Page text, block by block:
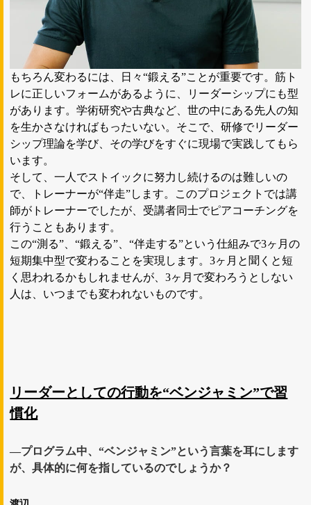
もちろん変わるには、日々“鍛える”ことが重要です。筋ト
レに正しいフォームがあるように、リーダーシップにも型
があります。学術研究や古典など、世の中にある先人の知
を生かさなければもったいない。そこで、研修でリーダー
シップ理論を学び、その学びをすぐに現場で実践してもら
います。
そして、一人でストイックに努力し続けるのは難しいの
で、トレーナーが“伴走”します。このプロジェクトでは講
師がトレーナーでしたが、受講者同士でピアコーチングを
行うこともあります。
この“測る”、“鍛える”、“伴走する”という仕組みで3ヶ月の
短期集中型で変わることを実現します。3ヶ月と聞くと短
く思われるかもしれませんが、3ヶ月で変わろうとしない
人は、いつまでも変われないものです。
リーダーとしての行動を“ベンジャミン”で習
慣化
―プログラム中、“ベンジャミン”という言葉を耳にします
が、具体的に何を指しているのでしょうか？